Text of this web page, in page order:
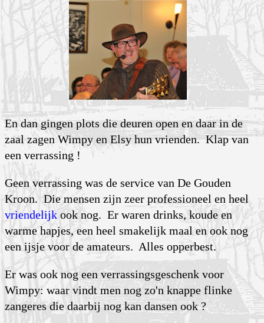
En dan gingen plots die deuren open en daar in de
zaal zagen Wimpy en Elsy hun vrienden. Klap van
een verrassing !
Geen verrassing was de service van De Gouden
Kroon. Die mensen zijn zeer professioneel en heel
vriendelijk ook nog. Er waren drinks, koude en
warme hapjes, een heel smakelijk maal en ook nog
een ijsje voor de amateurs. Alles opperbest.
Er was ook nog een verrassingsgeschenk voor
Wimpy: waar vindt men nog zo'n knappe flinke
zangeres die daarbij nog kan dansen ook ?